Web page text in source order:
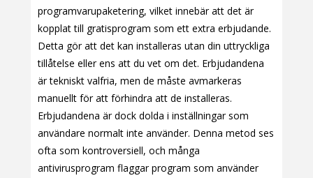
programvarupaketering, vilket innebär att det är
kopplat till gratisprogram som ett extra erbjudande.
Detta gör att det kan installeras utan din uttryckliga
tillåtelse eller ens att du vet om det. Erbjudandena
är tekniskt valfria, men de måste avmarkeras
manuellt för att förhindra att de installeras.
Erbjudandena är dock dolda i inställningar som
användare normalt inte använder. Denna metod ses
ofta som kontroversiell, och många
antivirusprogram flaggar program som använder